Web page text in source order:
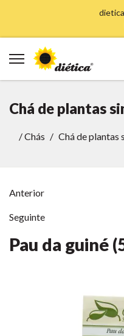
Chá de plantas
/Chás Chá de plantas
Anterior
Seguinte
Pau da guiné